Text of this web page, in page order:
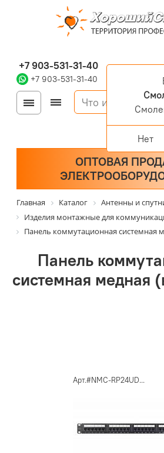
+7 903-531-31-40
+7 903-531-31-40
ОПТОВАЯ
Главная Каталог
Антенны и
Изделия монтажные для
Панель коммутационная системная
Панель
системная медная
Арт.#NMC-RP24UD...
Нет